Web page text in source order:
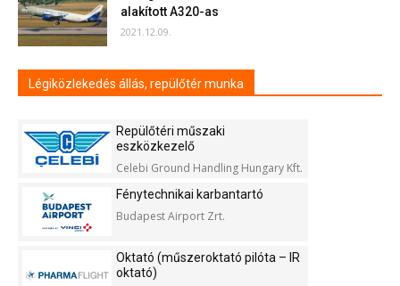
alakított A320-as
2021.12.09.
Légiközlekedés állás, repülőtér munka
Repülőtéri műszaki
eszközkezelő
Celebi Ground Handling Hungary Kft.
Fénytechnikai karbantartó
Budapest Airport Zrt.
Oktató (műszeroktató pilóta – IR
oktató)